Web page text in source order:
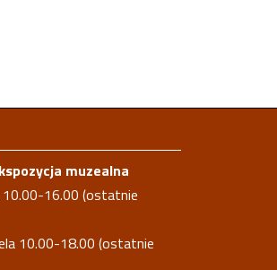
muzealna
16.00 (ostatnie
10.00-18.00 (ostatnie